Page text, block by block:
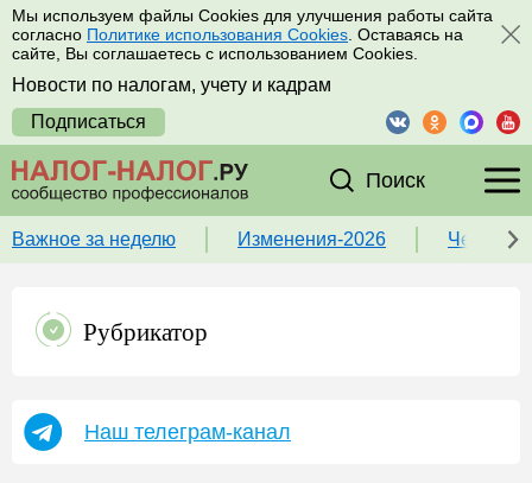
Мы используем файлы Cookies для улучшения работы сайта
согласно Политике использования Cookies . Оставаясь на
сайте, Вы соглашаетесь с использованием Cookies.
Новости по налогам, учету и кадрам
Подписаться
Поиск
Важное за неделю Изменения-2026 Чек-
Рубрикатор
Наш телеграм-канал